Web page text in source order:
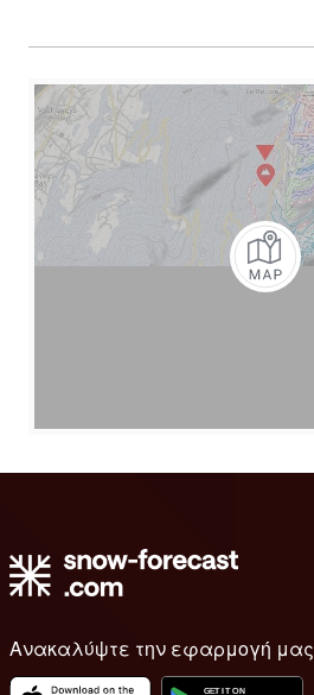
Ανακαλύψτε την εφαρμογή μας